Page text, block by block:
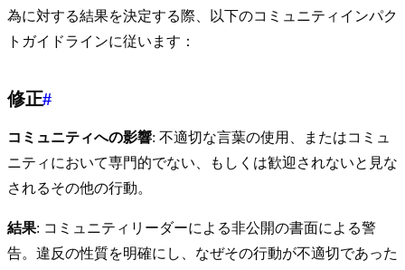
為に対する結果を決定する際、以下のコミュニティインパク
トガイドラインに従います：
修正#
コミュニティへの影響: 不適切な言葉の使用、またはコミュ
ニティにおいて専門的でない、もしくは歓迎されないと見な
されるその他の行動。
結果: コミュニティリーダーによる非公開の書面による警
告。違反の性質を明確にし、なぜその行動が不適切であった